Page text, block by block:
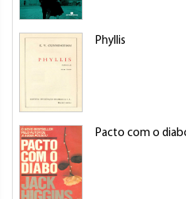
Phyllis
Pacto com o